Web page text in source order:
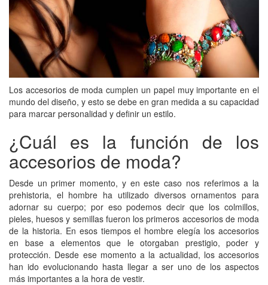
Los accesorios de moda cumplen un papel muy importante en el
mundo del diseño, y esto se debe en gran medida a su capacidad
para marcar personalidad y definir un estilo.
¿Cuál es la función de los
accesorios de moda?
Desde un primer momento, y en este caso nos referimos a la
prehistoria, el hombre ha utilizado diversos ornamentos para
adornar su cuerpo; por eso podemos decir que los colmillos,
pieles, huesos y semillas fueron los primeros accesorios de moda
de la historia. En esos tiempos el hombre elegía los accesorios
en base a elementos que le otorgaban prestigio, poder y
protección. Desde ese momento a la actualidad, los accesorios
han ido evolucionando hasta llegar a ser uno de los aspectos
más importantes a la hora de vestir.